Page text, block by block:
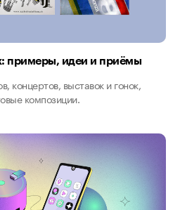
примеры, идеи и приёмы
концертов, выставок и гонок,
композиции.